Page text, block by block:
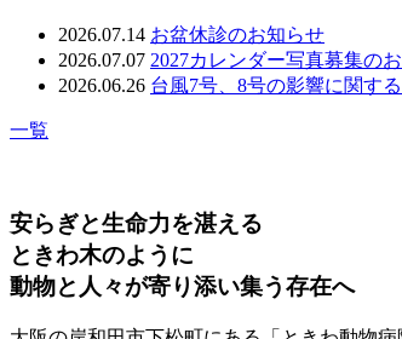
2026.07.14 お盆休診のお知らせ
2026.07.07 2027カレンダー写真募集の
2026.06.26 台風7号、8号の影響に関す
一覧
安らぎと生命力を湛える
ときわ木のように
動物と人々が寄り添い集う存在へ